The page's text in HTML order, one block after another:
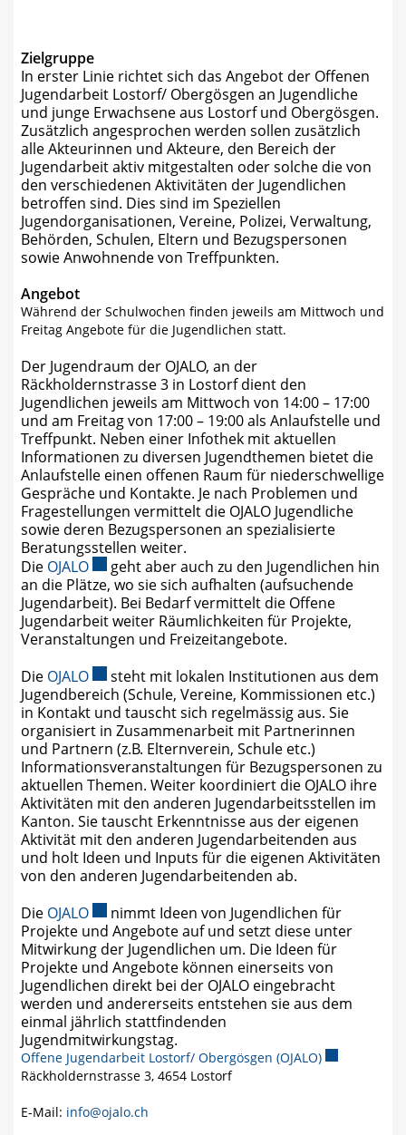
Zielgruppe
In erster Linie richtet sich das Angebot der Offenen
Jugendarbeit Lostorf/ Obergösgen an Jugendliche
und junge Erwachsene aus Lostorf und Obergösgen.
Zusätzlich angesprochen werden sollen zusätzlich
alle Akteurinnen und Akteure, den Bereich der
Jugendarbeit aktiv mitgestalten oder solche die von
den verschiedenen Aktivitäten der Jugendlichen
betroffen sind. Dies sind im Speziellen
Jugendorganisationen, Vereine, Polizei, Verwaltung,
Behörden, Schulen, Eltern und Bezugspersonen
sowie Anwohnende von Treffpunkten.
Angebot
Während der Schulwochen finden jeweils am Mittwoch und
Freitag Angebote für die Jugendlichen statt.
Der Jugendraum der OJALO, an der
Räckholdernstrasse 3 in Lostorf dient den
Jugendlichen jeweils am Mittwoch von 14:00 – 17:00
und am Freitag von 17:00 – 19:00 als Anlaufstelle und
Treffpunkt. Neben einer Infothek mit aktuellen
Informationen zu diversen Jugendthemen bietet die
Anlaufstelle einen offenen Raum für niederschwellige
Gespräche und Kontakte. Je nach Problemen und
Fragestellungen vermittelt die OJALO Jugendliche
sowie deren Bezugspersonen an spezialisierte
Beratungsstellen weiter.
Die OJALOExterner Link wird in einem neuen Fenster
geht aber auch zu den Jugendlichen hin
an die Plätze, wo sie sich aufhalten (aufsuchende
Jugendarbeit). Bei Bedarf vermittelt die Offene
Jugendarbeit weiter Räumlichkeiten für Projekte,
Veranstaltungen und Freizeitangebote.
Die OJALOExterner Link wird in einem neuen Fenster
steht mit lokalen Institutionen aus dem
Jugendbereich (Schule, Vereine, Kommissionen etc.)
in Kontakt und tauscht sich regelmässig aus. Sie
organisiert in Zusammenarbeit mit Partnerinnen
und Partnern (z.B. Elternverein, Schule etc.)
Informationsveranstaltungen für Bezugspersonen zu
aktuellen Themen. Weiter koordiniert die OJALO ihre
Aktivitäten mit den anderen Jugendarbeitsstellen im
Kanton. Sie tauscht Erkenntnisse aus der eigenen
Aktivität mit den anderen Jugendarbeitenden aus
und holt Ideen und Inputs für die eigenen Aktivitäten
von den anderen Jugendarbeitenden ab.
Die OJALOExterner Link wird in einem neuen Fenster
nimmt Ideen von Jugendlichen für
Projekte und Angebote auf und setzt diese unter
Mitwirkung der Jugendlichen um. Die Ideen für
Projekte und Angebote können einerseits von
Jugendlichen direkt bei der OJALO eingebracht
werden und andererseits entstehen sie aus dem
einmal jährlich stattfindenden
Jugendmitwirkungstag.
Offene Jugendarbeit Lostorf/ Obergösgen (OJALO) Externer
Räckholdernstrasse 3, 4654 Lostorf
E-Mail: info@ojalo.ch